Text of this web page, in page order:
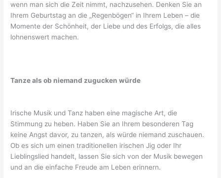
wenn man sich die Zeit nimmt, nachzusehen. Denken Sie an
Ihrem Geburtstag an die „Regenbögen“ in Ihrem Leben – die
Momente der Schönheit, der Liebe und des Erfolgs, die alles
lohnenswert machen.
Tanze als ob niemand zugucken würde
Irische Musik und Tanz haben eine magische Art, die
Stimmung zu heben. Haben Sie an Ihrem besonderen Tag
keine Angst davor, zu tanzen, als würde niemand zuschauen.
Ob es sich um einen traditionellen irischen Jig oder Ihr
Lieblingslied handelt, lassen Sie sich von der Musik bewegen
und an die einfache Freude am Leben erinnern.